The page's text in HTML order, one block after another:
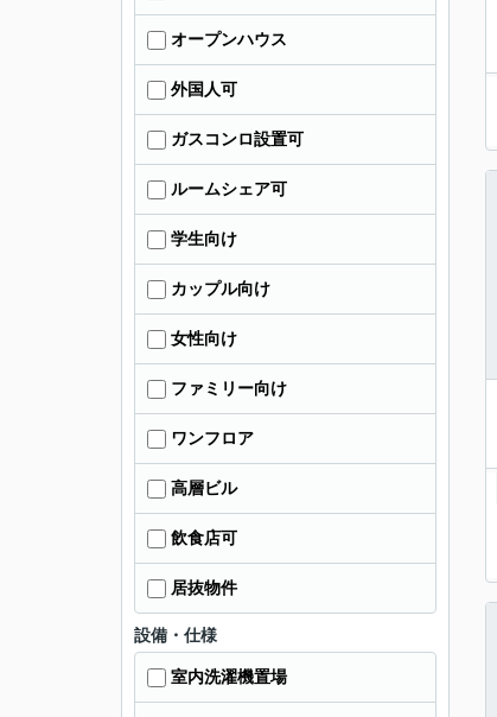
オープンハウス
外国人可
ガスコンロ設置可
ルームシェア可
学生向け
カップル向け
女性向け
ファミリー向け
ワンフロア
高層ビル
飲食店可
居抜物件
設備・仕様
室内洗濯機置場